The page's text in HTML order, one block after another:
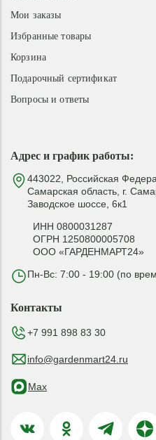
Адрес и график работы:
443022, Российская
Самарская область, г.
Заводское шоссе, 6к1
ИНН 0800031287
ОГРН 1250800005708
ООО «ГАРДЕНМАРТ24»
Пн-Вс: 7:00 - 19:00 (по
Мои заказы
Избранные товары
Корзина
Подарочный сертификат
Вопросы и ответы
Контакты
+7 991 898 83 30
info@gardenmart24.ru
Max